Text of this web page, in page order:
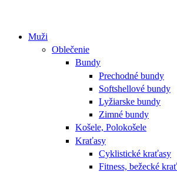
Muži
Oblečenie
Bundy
Prechodné bundy
Softshellové bundy
Lyžiarske bundy
Zimné bundy
Košele, Polokošele
Kraťasy
Cyklistické kraťasy
Fitness, bežecké